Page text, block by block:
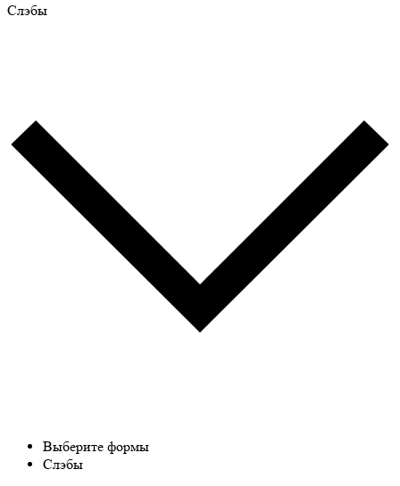
Слэбы
Выберите формы
Слэбы